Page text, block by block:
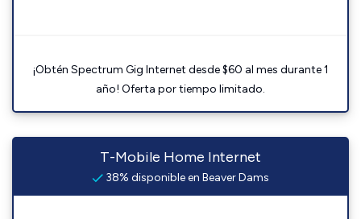
¡Obtén Spectrum Gig Internet desde $60 al mes durante 1
año! Oferta por tiempo limitado.
T-Mobile Home Internet
38% disponible en Beaver Dams